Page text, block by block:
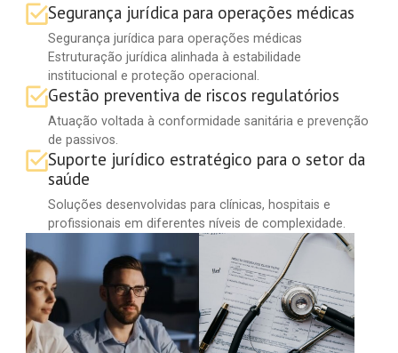
Segurança jurídica para operações médicas
Segurança jurídica para operações médicas
Estruturação jurídica alinhada à estabilidade
institucional e proteção operacional.
Gestão preventiva de riscos regulatórios
Atuação voltada à conformidade sanitária e prevenção
de passivos.
Suporte jurídico estratégico para o setor da
saúde
Soluções desenvolvidas para clínicas, hospitais e
profissionais em diferentes níveis de complexidade.